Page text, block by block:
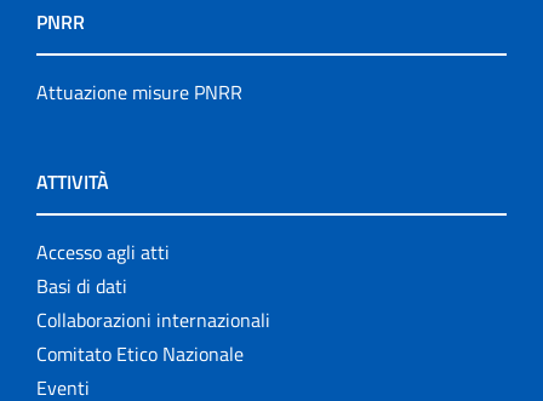
PNRR
Attuazione misure PNRR
ATTIVITÀ
Accesso agli atti
Basi di dati
Collaborazioni internazionali
Comitato Etico Nazionale
Eventi